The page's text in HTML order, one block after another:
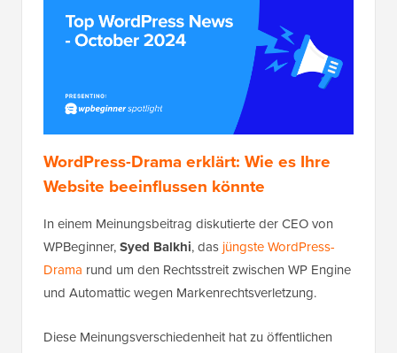
WordPress-Drama erklärt: Wie es Ihre
Website beeinflussen könnte
In einem Meinungsbeitrag diskutierte der CEO von
WPBeginner,Syed Balkhi, das jüngste WordPress-
Drama rund um den Rechtsstreit zwischen WP Engine
und Automattic wegen Markenrechtsverletzung.
Diese Meinungsverschiedenheit hat zu öffentlichen